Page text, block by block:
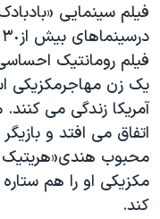
نرگس محمدی برنده
همایش محافظه‌کاران
صفحه‌های ویژه
سفر پرزیدنت ترامپ به
فیلم رومانتیک
یک زن مهاجرمکزیکی
آمریکا زندگی می
اتفاق می افتد و
محبوب
مکزیکی او را هم ستاره
کند.